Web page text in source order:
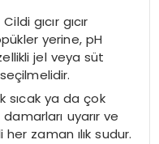
Cildi gıcır gıcır
yerine, pH
jel veya süt
sıcak ya da çok
uyarır ve
zaman ılık sudur.